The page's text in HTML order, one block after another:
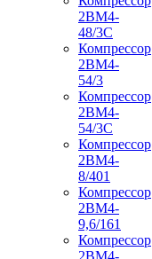
2ВМ4-
48/3С
Компрессор
2ВМ4-
54/3
Компрессор
2ВМ4-
54/3С
Компрессор
2ВМ4-
8/401
Компрессор
2ВМ4-
9,6/161
Компрессор
2ВМ4-